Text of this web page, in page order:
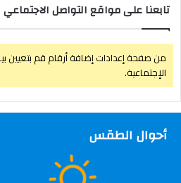
تابعنا على مواقع التواصل الاجتماعي
من صفحة إعدادات إضافة أرقام قم بتعيين
الإجتماعية.
أحوال الطقس